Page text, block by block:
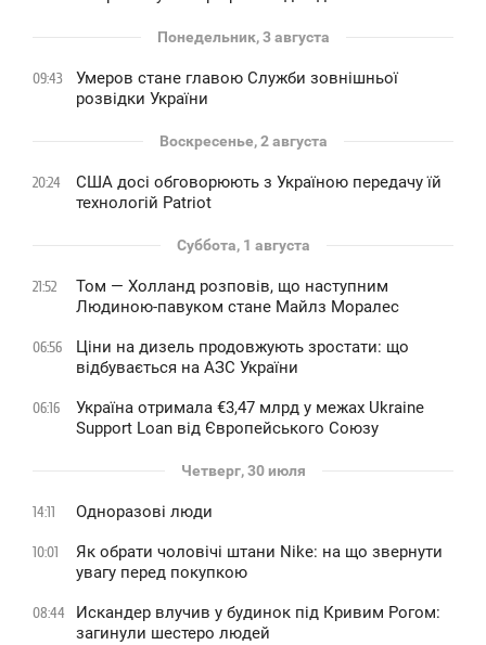
Понедельник, 3 августа
09:43
Умеров стане главою Служби зовнішньої
розвідки України
Воскресенье, 2 августа
20:24
США досі обговорюють з Україною передачу їй
технологій Patriot
Суббота, 1 августа
21:52
Том — Холланд розповів, що наступним
Людиною-павуком стане Майлз Моралес
06:56
Ціни на дизель продовжують зростати: що
відбувається на АЗС України
06:16
Україна отримала €3,47 млрд у межах Ukraine
Support Loan від Європейського Союзу
Четверг, 30 июля
14:11 Одноразові люди
10:01
Як обрати чоловічі штани Nike: на що звернути
увагу перед покупкою
08:44
Искандер влучив у будинок під Кривим Рогом:
загинули шестеро людей